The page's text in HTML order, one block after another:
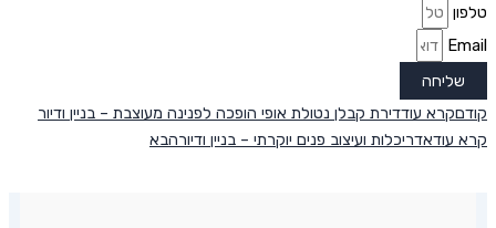
טלפון
Email
שליחה
קודםקרא עודדירת קבלן נטולת אופי הופכה לפנינה מעוצבת – בניין ודיור
קרא עודאדריכלות ועיצוב פנים יוקרתי – בניין ודיורהבא